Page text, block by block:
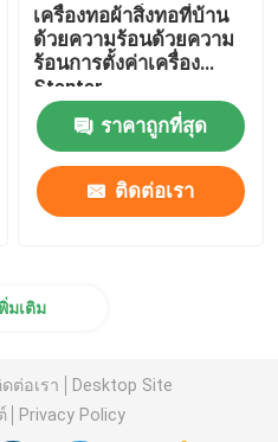
เครื่องทอผ้าสิ่งทอที่บ้าน
ด้วยความร้อนด้วยความ
ร้อนการตั้งค่าเครื่อง
Stenter
ราคาถูกที่สุด
ติดต่อเรา
มเติม
ต่อเรา
Desktop Site
Privacy Policy